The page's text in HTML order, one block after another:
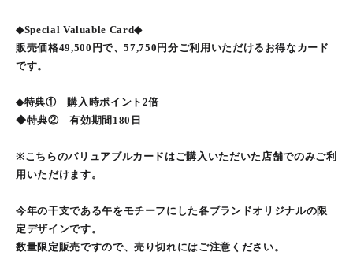
◆Special Valuable Card◆
販売価格49,500円で、57,750円分ご利用いただけるお得なカード
です。
◆特典① 購入時ポイント2倍
◆特典② 有効期間180日
※こちらのバリュアブルカードはご購入いただいた店舗でのみご利
用いただけます。
今年の干支である午をモチーフにした各ブランドオリジナルの限
定デザインです。
数量限定販売ですので、売り切れにはご注意ください。